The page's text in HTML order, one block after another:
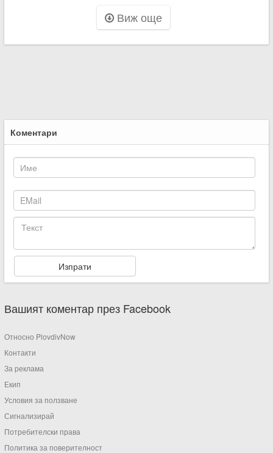
Виж още
Коментари
Вашият коментар през Facebook
Относно PlovdivNow
Контакти
За реклама
Екип
Условия за ползване
Сигнализирай
Потребителски права
Политика за поверителност